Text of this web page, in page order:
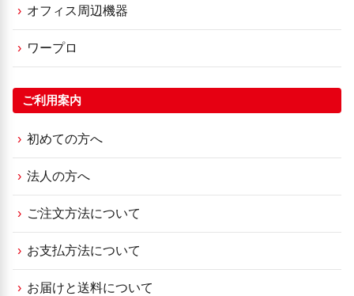
オフィス周辺機器
ワープロ
ご利用案内
初めての方へ
法人の方へ
ご注文方法について
お支払方法について
お届けと送料について